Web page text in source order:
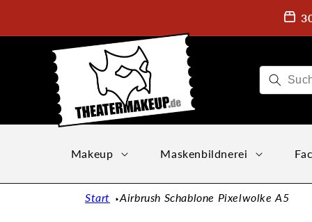
Makeup Maskenbildnerei
Start Airbrush Schablone Pixelwolke A5